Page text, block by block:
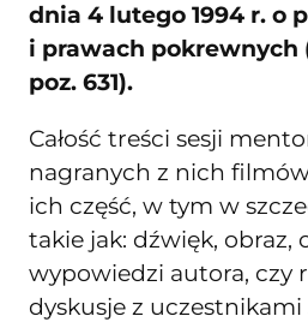
dnia 4 lutego 1994 r. o
i prawach pokrewnych
poz. 631).
Całość treści sesji
nagranych z nich
ich część, w tym w
takie jak: dźwięk, obraz,
wypowiedzi autora, czy
dyskusje z